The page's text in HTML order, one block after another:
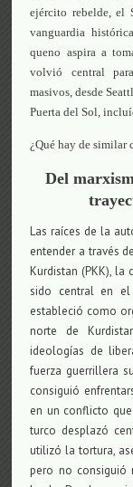
ejército rebelde, el
vanguardia
queno aspira a
volvió central
masivos, desde
Puerta del Sol,
¿Qué hay de similar
Del
Las raíces de la
entender a través
Kurdistan (PKK), la
sido central en el
estableció como
norte de
ideologías de
fuerza guerrillera
consiguió
en un conflicto
turco desplazó
utilizó la tortura,
pero no consiguió